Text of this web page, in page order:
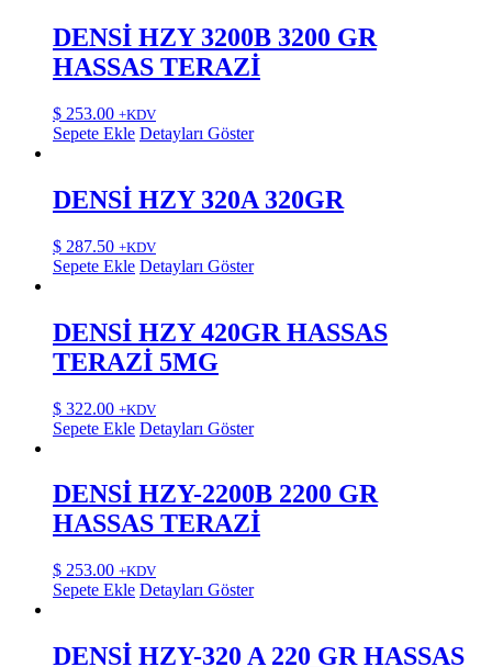
DENSİ HZY 3200B 3200 GR
HASSAS TERAZİ
$ 253.00 +KDV
Sepete Ekle Detayları Göster
DENSİ HZY 320A 320GR
$ 287.50 +KDV
Sepete Ekle Detayları Göster
DENSİ HZY 420GR HASSAS
TERAZİ 5MG
$ 322.00 +KDV
Sepete Ekle Detayları Göster
DENSİ HZY-2200B 2200 GR
HASSAS TERAZİ
$ 253.00 +KDV
Sepete Ekle Detayları Göster
DENSİ HZY-320 A 220 GR HASSAS